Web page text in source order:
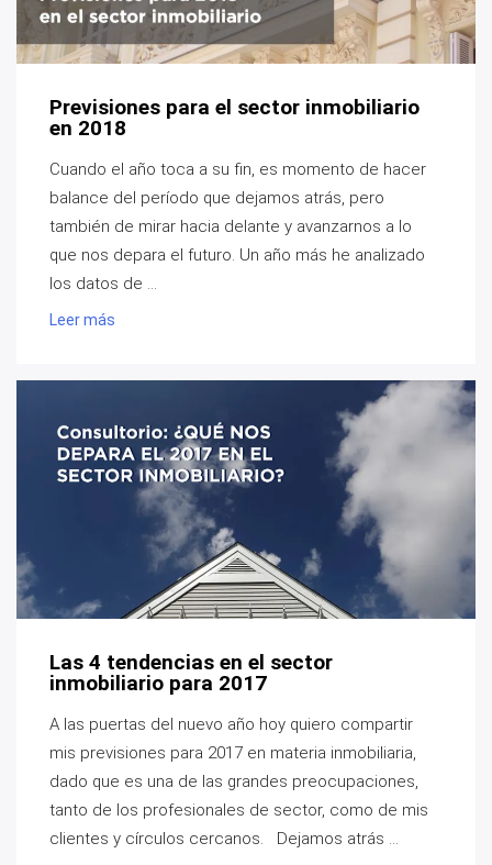
Previsiones para el sector inmobiliario
en 2018
Cuando el año toca a su fin, es momento de hacer
balance del período que dejamos atrás, pero
también de mirar hacia delante y avanzarnos a lo
que nos depara el futuro. Un año más he analizado
los datos de ...
Leer más
Las 4 tendencias en el sector
inmobiliario para 2017
A las puertas del nuevo año hoy quiero compartir
mis previsiones para 2017 en materia inmobiliaria,
dado que es una de las grandes preocupaciones,
tanto de los profesionales de sector, como de mis
clientes y círculos cercanos. Dejamos atrás ...